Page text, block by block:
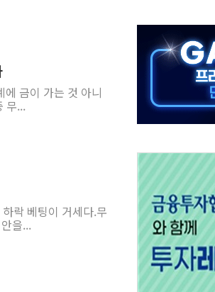
희 '버스 하우스' 공방…野 "청년 우롱 기괴" vs 與
단, '국제과학연극제 2026'서 어린이 과학연극 2
푸드 '텍사스로드하우스' 잠실점, 직장인 핫플레
편안 8월 말 당정 조율 완료…초고가·비거주 1
금이 가는 것 아니
무...
락 베팅이 거세다.무
을...